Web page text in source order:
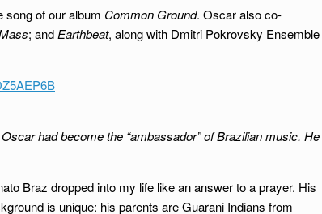
song of our album Common Ground. Oscar also co-
; and Earthbeat, along with Dmitri Pokrovsky Ensemble
had become the “ambassador” of Brazilian music. He
Braz dropped into my life like an answer to a prayer. His
is unique: his parents are Guarani Indians from